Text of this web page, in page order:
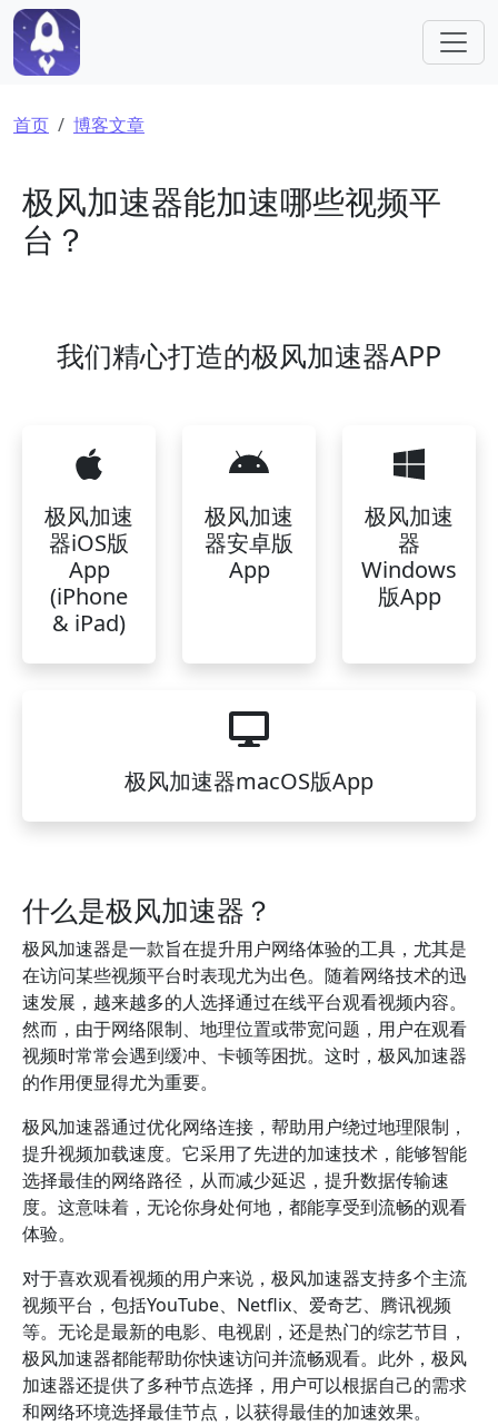
跳转到主要内容
面包屑
首页 博客文章
极风加速器能加速哪些视频平
台？
我们精心打造的极风加速器APP
极风加速
器iOS版
App
(iPhone
& iPad)
极风加速
器安卓版
App
极风加速
器
Windows
版App
极风加速器macOS版App
什么是极风加速器？
极风加速器是一款旨在提升用户网络体验的工具，尤其是
在访问某些视频平台时表现尤为出色。随着网络技术的迅
速发展，越来越多的人选择通过在线平台观看视频内容。
然而，由于网络限制、地理位置或带宽问题，用户在观看
视频时常常会遇到缓冲、卡顿等困扰。这时，极风加速器
的作用便显得尤为重要。
极风加速器通过优化网络连接，帮助用户绕过地理限制，
提升视频加载速度。它采用了先进的加速技术，能够智能
选择最佳的网络路径，从而减少延迟，提升数据传输速
度。这意味着，无论你身处何地，都能享受到流畅的观看
体验。
对于喜欢观看视频的用户来说，极风加速器支持多个主流
视频平台，包括YouTube、Netflix、爱奇艺、腾讯视频
等。无论是最新的电影、电视剧，还是热门的综艺节目，
极风加速器都能帮助你快速访问并流畅观看。此外，极风
加速器还提供了多种节点选择，用户可以根据自己的需求
和网络环境选择最佳节点，以获得最佳的加速效果。